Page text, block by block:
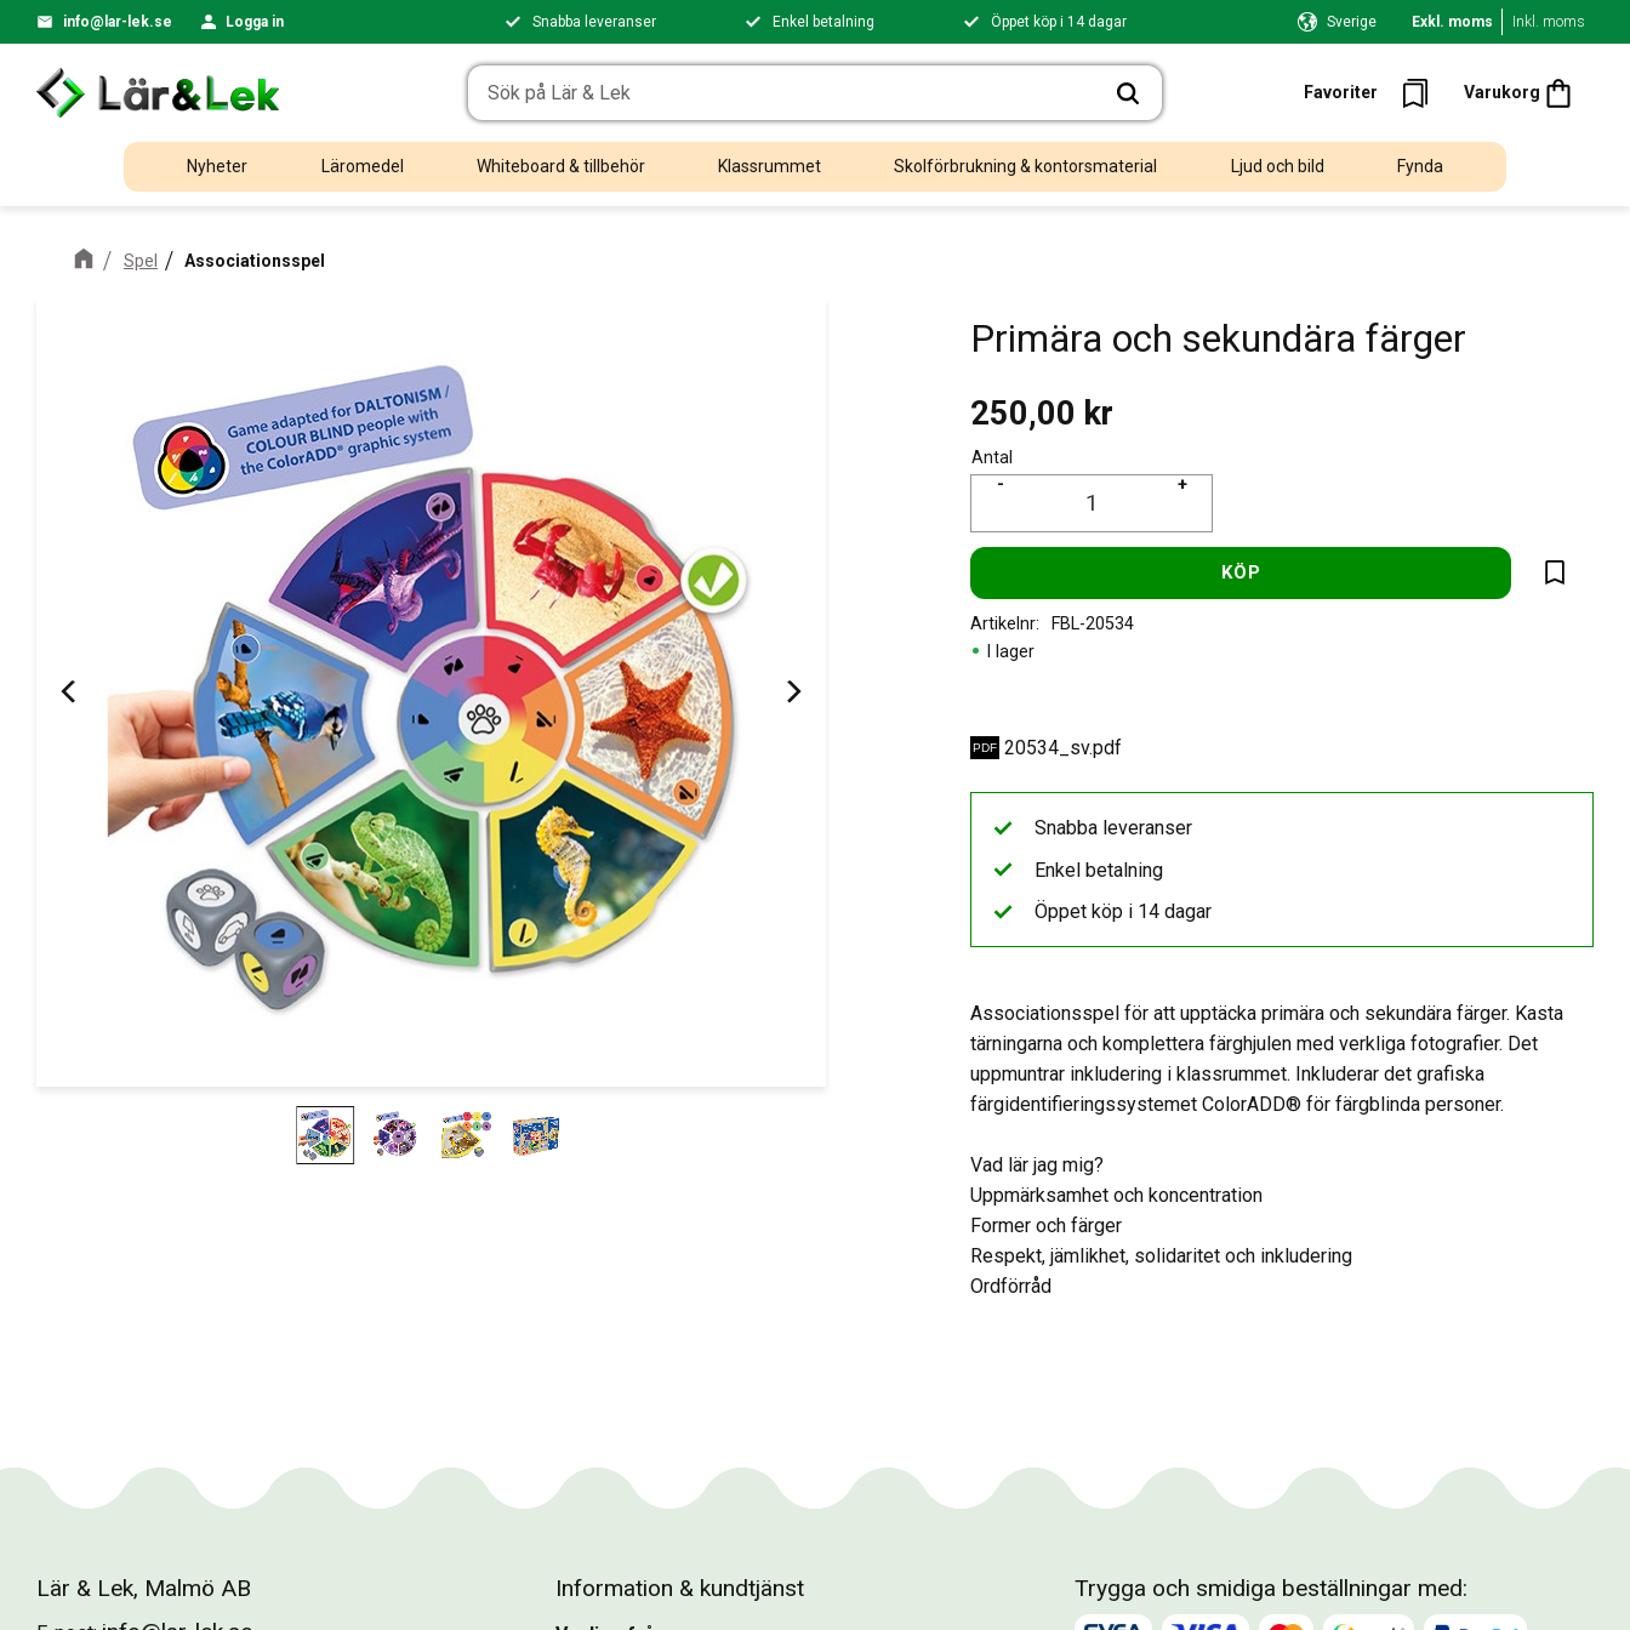
info@lar-lek.se Logga in Snabba leveranser Enkel betalning Öppet köp i 14 dagar Sverige Exkl. moms Inkl. moms
Favoriter Varukorg
Favoriter
Nyheter Läromedel Whiteboard & tillbehör Klassrummet Skolförbrukning & kontorsmaterial Ljud och bild Fynda
Spel Associationsspel
Primära och sekundära färger
250,00 kr
Antal
+
-
KÖP
Lägg till
I lager
Artikelnr FBL-20534
20534_sv.pdf
Associationsspel för att upptäcka primära och sekundära färger. Kasta
tärningarna och komplettera färghjulen med verkliga fotografier. Det
uppmuntrar inkludering i klassrummet. Inkluderar det grafiska
färgidentifieringssystemet ColorADD® för färgblinda personer.
Vad lär jag mig?
Uppmärksamhet och koncentration
Former och färger
Respekt, jämlikhet, solidaritet och inkludering
Ordförråd
Snabba leveranser
Enkel betalning
Öppet köp i 14 dagar
Lär & Lek, Malmö AB Information & kundtjänst Trygga och smidiga beställningar med: